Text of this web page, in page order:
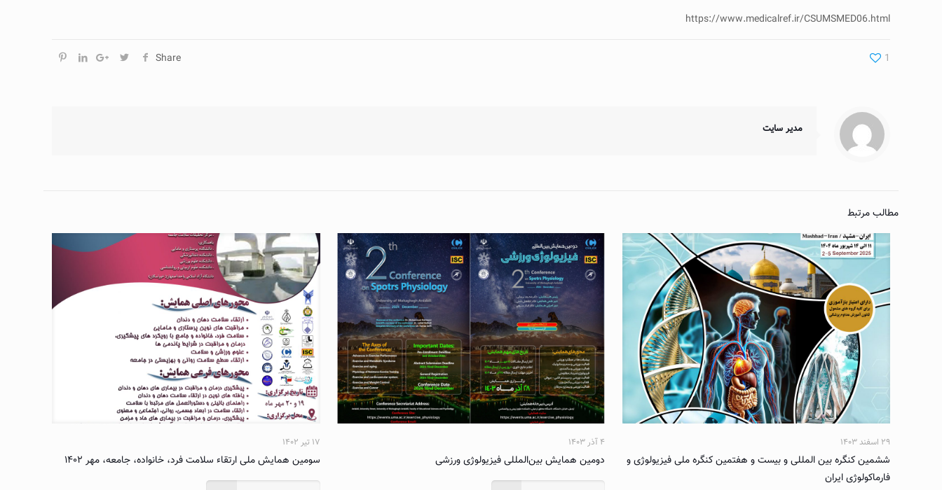
https://www.medicalref.ir/CSUMSMED06.html
Share 1
مدیر سایت
مطالب مرتبط
۲۹ اسفند ۱۴۰۳
ششمین کنگره بین المللی و بیست و هفتمین کنگره ملی فیزیولوژی و
فارماکولوژی ایران
۴ آذر ۱۴۰۳
دومین همایش بین‌المللی فیزیولوژی ورزشی
۱۷ تیر ۱۴۰۲
سومین همایش ملی ارتقاء سلامت فرد، خانواده، جامعه، مهر ۱۴۰۲